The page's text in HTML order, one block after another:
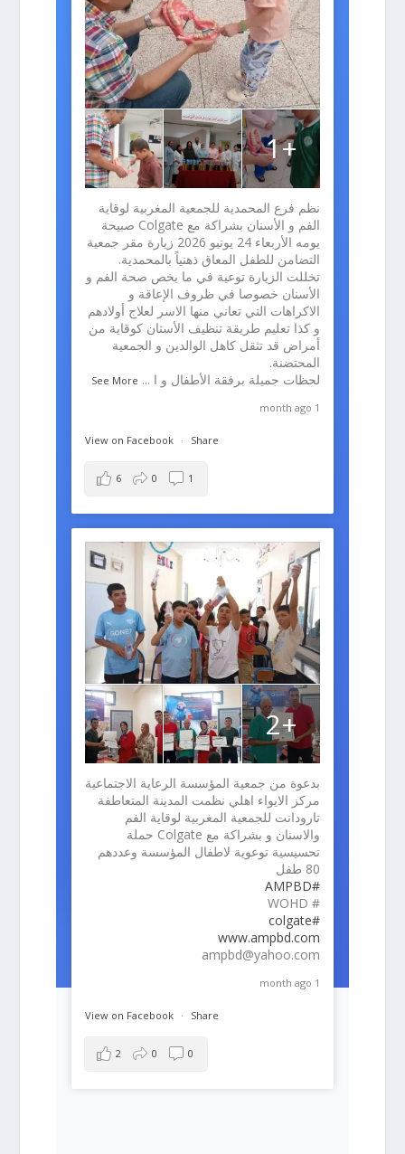
+1
نظم فرع المحمدية للجمعية المغربية لوقاية
الفم و الأسنان بشراكة مع Colgate صبيحة
يومه الأربعاء 24 يونيو 2026 زيارة مقر جمعية
التضامن للطفل المعاق ذهنياً بالمحمدية.
تخللت الزيارة توعية في ما يخص صحة الفم و
الأسنان خصوصا في ظروف الإعاقة و
الاكراهات التي تعاني منها الاسر لعلاج أولادهم
و كذا تعليم طريقة تنظيف الأسنان كوقاية من
أمراض قد تثقل كاهل الوالدين و الجمعية
المحتضنة.
لحظات جميلة برفقة الأطفال و ا ...
See More
1 month ago
View on Facebook · Share
6 0 1
+2
بدعوة من جمعية المؤسسة الرعاية الاجتماعية
مركز الايواء اهلي نظمت المدينة المتعاطفة
تارودانت للجمعية المغربية لوقاية الفم
والاسنان و بشراكة مع Colgate حملة
تحسيسية توعوية لاطفال المؤسسة وعددهم
80 طفل
#AMPBD
# WOHD
#colgate
www.ampbd.com
ampbd@yahoo.com
1 month ago
View on Facebook · Share
2 0 0